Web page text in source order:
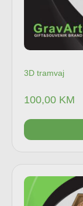
3D tramvaj
100,00 KM